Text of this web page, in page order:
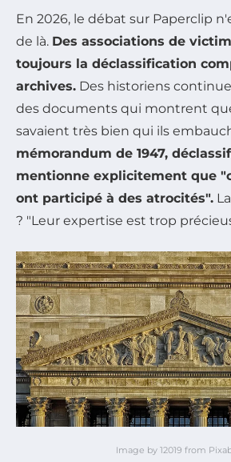
En 2026, le débat sur Paperclip
de là. Des associations de
toujours la déclassification
archives. Des historiens
des documents qui montrent
savaient très bien qui ils
mémorandum de 1947,
mentionne explicitement que
ont participé à des atrocités".
? "Leur expertise est trop
Image by 12019 from